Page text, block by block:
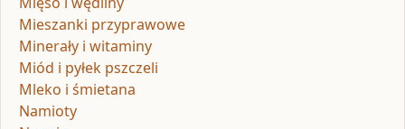
Mieszanki przyprawowe
Minerały i witaminy
Miód i pyłek pszczeli
Mleko i śmietana
Namioty